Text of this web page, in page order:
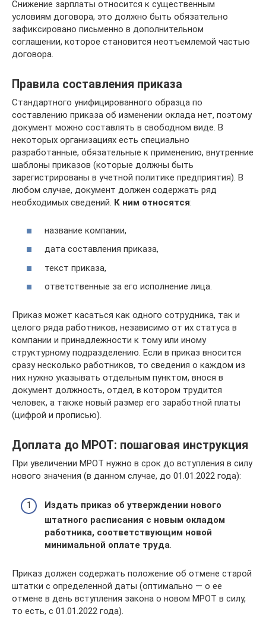
Снижение зарплаты относится к существенным
условиям договора, это должно быть обязательно
зафиксировано письменно в дополнительном
соглашении, которое становится неотъемлемой частью
договора.
Правила составления приказа
Стандартного унифицированного образца по
составлению приказа об изменении оклада нет, поэтому
документ можно составлять в свободном виде. В
некоторых организациях есть специально
разработанные, обязательные к применению, внутренние
шаблоны приказов (которые должны быть
зарегистрированы в учетной политике предприятия). В
любом случае, документ должен содержать ряд
необходимых сведений. К ним относятся:
название компании,
дата составления приказа,
текст приказа,
ответственные за его исполнение лица.
Приказ может касаться как одного сотрудника, так и
целого ряда работников, независимо от их статуса в
компании и принадлежности к тому или иному
структурному подразделению. Если в приказ вносится
сразу несколько работников, то сведения о каждом из
них нужно указывать отдельным пунктом, внося в
документ должность, отдел, в котором трудится
человек, а также новый размер его заработной платы
(цифрой и прописью).
Доплата до МРОТ: пошаговая инструкция
При увеличении МРОТ нужно в срок до вступления в силу
нового значения (в данном случае, до 01.01.2022 года):
Издать приказ об утверждении нового
штатного расписания с новым окладом
работника, соответствующим новой
минимальной оплате труда
Приказ должен содержать положение об отмене старой
штатки с определенной даты (оптимально — о ее
отмене в день вступления закона о новом МРОТ в силу,
то есть, с 01.01.2022 года).